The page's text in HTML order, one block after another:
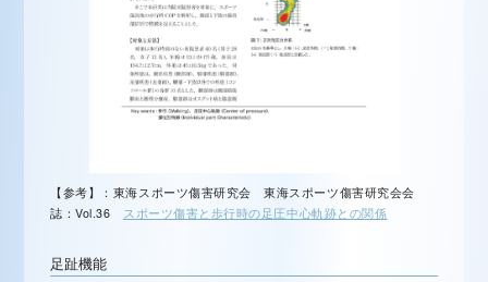
【参考】：東海スポーツ傷害研究会 東海スポーツ傷害研究会会
誌：Vol.36
スポーツ傷害と歩行時の足圧中心軌跡との関係
足趾機能